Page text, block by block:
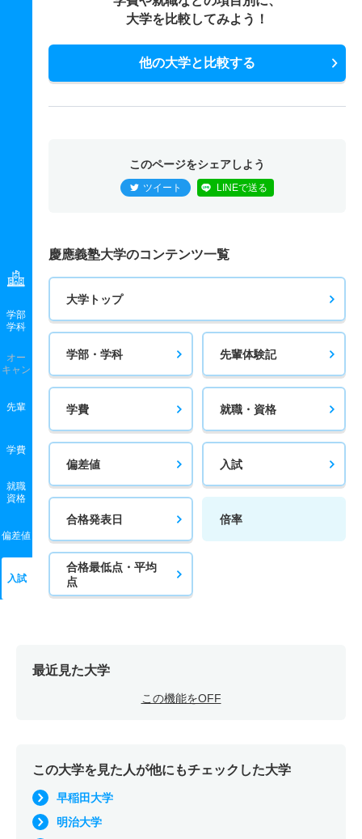
学部
学科
オー
キャン
先輩
学費
就職
資格
偏差値
入試
大学を比較してみよう！
他の大学と比較する
このページをシェアしよう
ツイート LINEで送る
慶應義塾大学のコンテンツ一覧
大学トップ
学部・学科 先輩体験記
学費 就職・資格
偏差値 入試
合格発表日 倍率
合格最低点・平均
点
最近見た大学
この機能をOFF
この大学を見た人が他にもチェックした大学
早稲田大学
明治大学